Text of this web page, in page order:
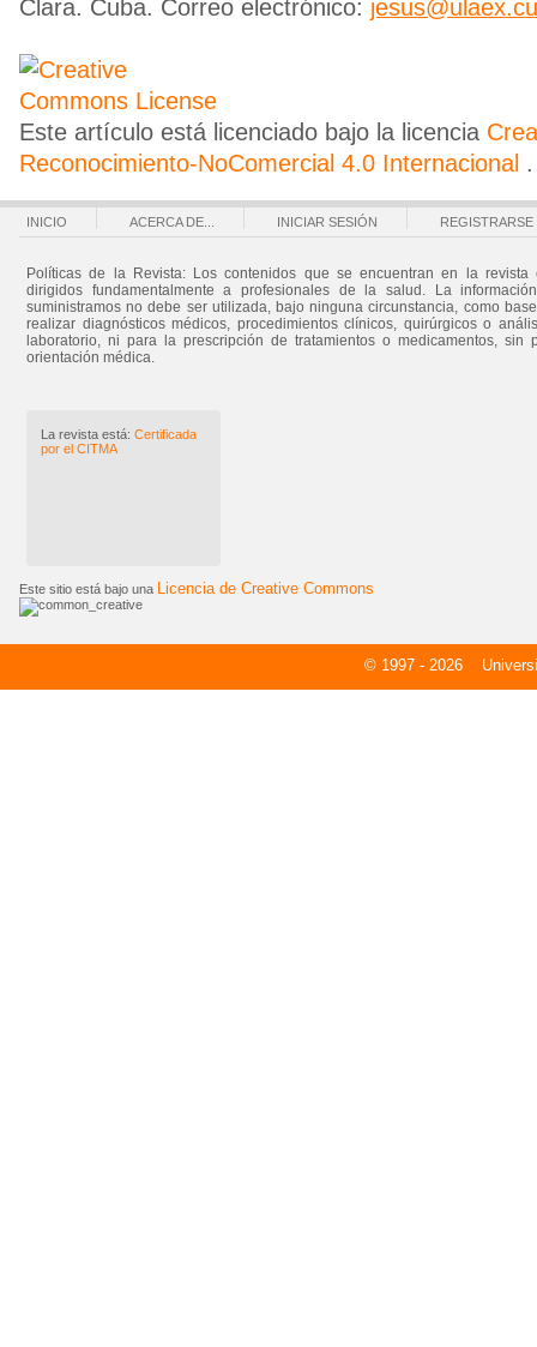
Clara. Cuba. Correo electrónico: jesus@ulaex.cu
Este artículo está licenciado bajo la licencia
Reconocimiento-NoComercial 4.0 Internacional .
INICIO ACERCA DE... INICIAR SESIÓN REGISTRARSE
Políticas de la Revista: Los contenidos que se encuentran en la revista
dirigidos fundamentalmente a profesionales de la salud. La
suministramos no debe ser utilizada, bajo ninguna circunstancia, como
realizar diagnósticos médicos, procedimientos clínicos, quirúrgicos o
laboratorio, ni para la prescripción de tratamientos o medicamentos, sin
orientación médica.
La revista está: Certificada
por el CITMA
Este sitio está bajo una Licencia de Creative Commons
© 1997 - 2026